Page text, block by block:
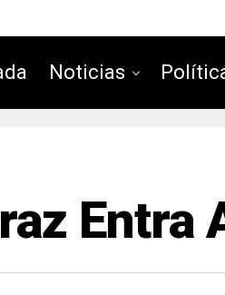
Noticias
Entra